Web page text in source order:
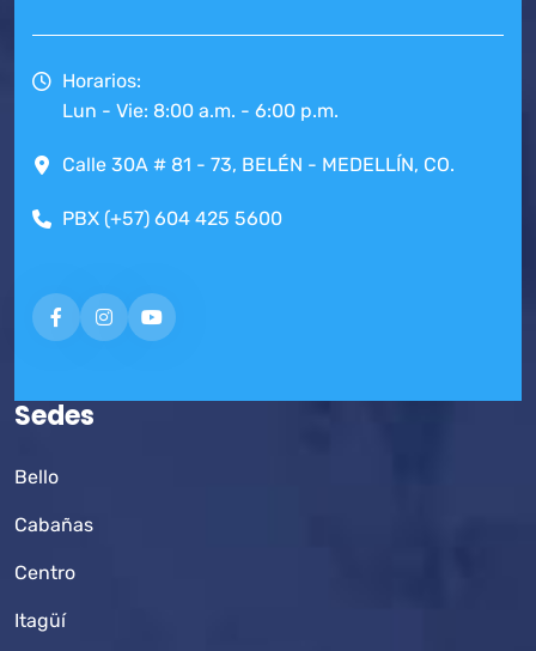
Horarios:
Lun - Vie: 8:00 a.m. - 6:00 p.m.
Calle 30A # 81 - 73, BELÉN - MEDELLÍN, CO.
PBX (+57) 604 425 5600
Sedes
Bello
Cabañas
Centro
Itagüí